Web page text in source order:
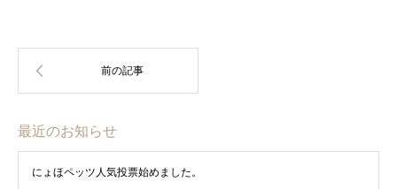
最近のお知らせ
にょほペッツ人気投票始めました。